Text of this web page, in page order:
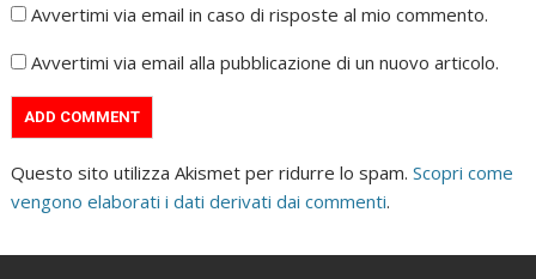
Avvertimi via email in caso di risposte al mio commento.
Avvertimi via email alla pubblicazione di un nuovo articolo.
Questo sito utilizza Akismet per ridurre lo spam.Scopri come
vengono elaborati i dati derivati dai commenti.